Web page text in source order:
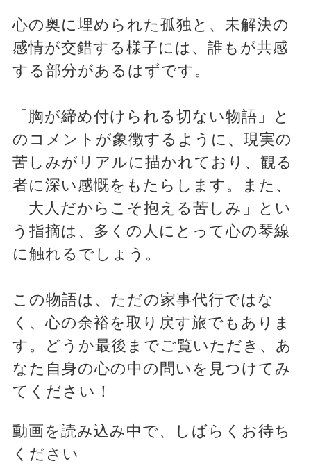
心の奥に埋められた孤独と、未解決の
感情が交錯する様子には、誰もが共感
する部分があるはずです。
「胸が締め付けられる切ない物語」と
のコメントが象徴するように、現実の
苦しみがリアルに描かれており、観る
者に深い感慨をもたらします。また、
「大人だからこそ抱える苦しみ」とい
う指摘は、多くの人にとって心の琴線
に触れるでしょう。
この物語は、ただの家事代行ではな
く、心の余裕を取り戻す旅でもありま
す。どうか最後までご覧いただき、あ
なた自身の心の中の問いを見つけてみ
てください！
動画を読み込み中で、しばらくお待ち
ください